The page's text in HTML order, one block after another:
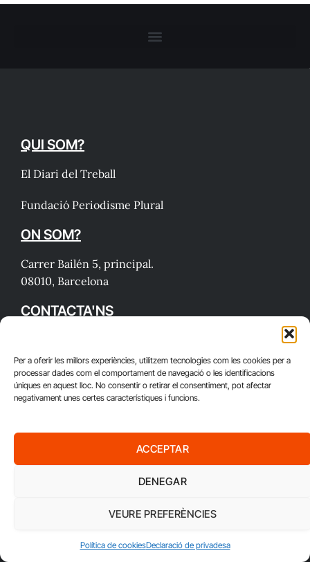
Per a oferir les millors experiències, utilitzem tecnologies com les cookies per a
processar dades com el comportament de navegació o les identificacions
úniques en aquest lloc. No consentir o retirar el consentiment, pot afectar
negativament unes certes característiques i funcions.
ACCEPTAR
DENEGAR
VEURE PREFERÈNCIES
Política de cookiesDeclaració de privadesa
QUI SOM?
El Diari del Treball
Fundació Periodisme Plural
ON SOM?
Carrer Bailén 5, principal.
08010, Barcelona
CONTACTA'NS
redaccio@diaritreball.cat
Telèfon:
932 311 247
CONNECTA